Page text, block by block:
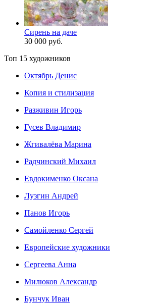
Сирень на даче
30 000 руб.
Топ 15 художников
Октябрь Денис
Копия и стилизация
Разживин Игорь
Гусев Владимир
Жгивалёва Марина
Радчинский Михаил
Евдокименко Оксана
Лузгин Андрей
Панов Игорь
Сaмoйленко Сергей
Европейские художники
Сергеева Анна
Милюков Александр
Бунчук Иван